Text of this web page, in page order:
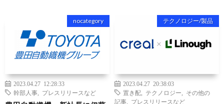
nocategory
2023.04.27 12:28:33
幹部人事
プレスリリースなど
テクノロジー/製品
2023.04.27 20:38:03
置き配
テクノロジー
その他の
記事
プレスリリースなど